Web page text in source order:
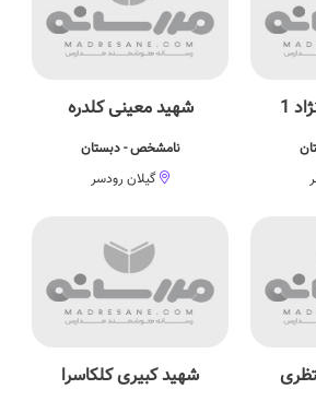
1 شهید معینی كلدره
نامشخص - دبستان
گیلان رودسر
شهید کبیری کلکاسرا